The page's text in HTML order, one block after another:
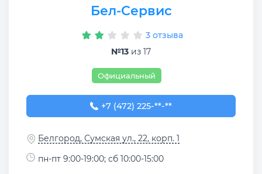
Бел-Сервис
3 отзыва
№13 из 17
Официальный
+7 (472) 225-57-77
+7 (472) 225-**-**
Белгород, Сумская ул., 22, корп. 1
пн-пт 9:00-19:00; сб 10:00-15:00